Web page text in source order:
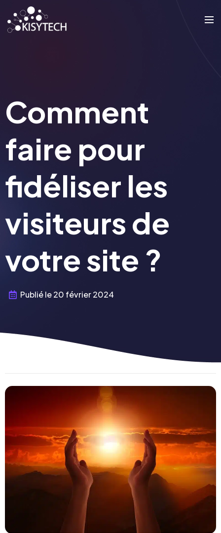
Comment
faire pour
fidéliser les
visiteurs de
votre site ?
Publié le20 février 2024